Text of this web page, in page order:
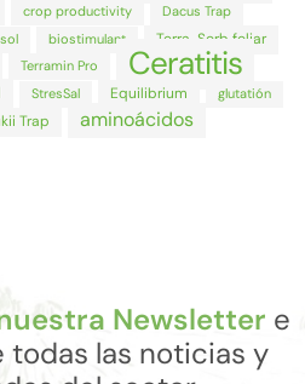
crop productivity
Dacus Trap
biostimulant
Terra-Sorb foliar
Terramin Pro Ceratitis
StresSal Equilibrium glutatión
Trap aminoácidos
Newsletter e
todas las noticias y